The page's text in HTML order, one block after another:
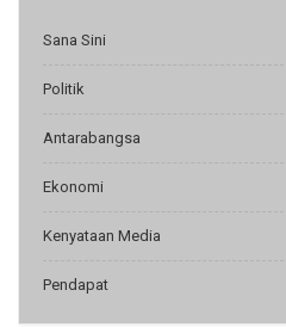
Sana Sini
Politik
Antarabangsa
Ekonomi
Kenyataan Media
Pendapat